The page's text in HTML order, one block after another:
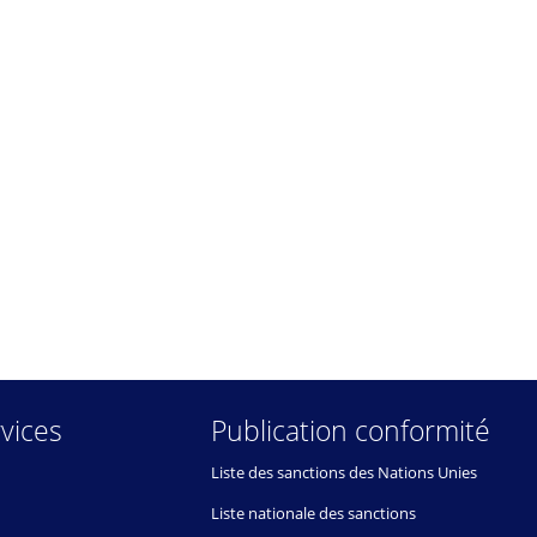
Publication conformité
Liste des sanctions des Nations Unies
Liste nationale des sanctions